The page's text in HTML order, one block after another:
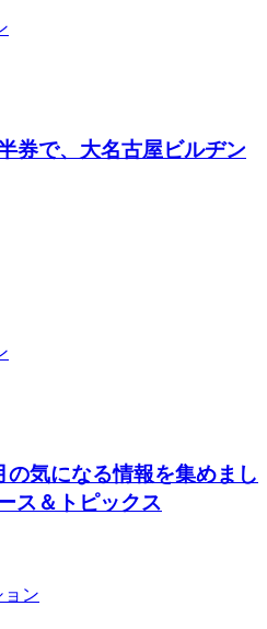
券で、大名古屋ビルヂン
の気になる情報を集めまし
ス＆トピックス
ョン